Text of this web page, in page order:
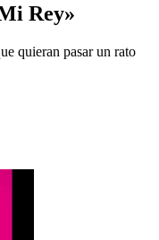
Rey»
quieran pasar un rato